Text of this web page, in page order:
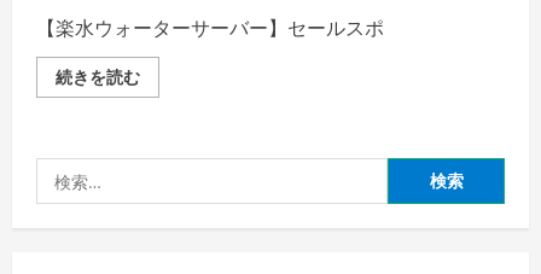
【楽水ウォーターサーバー】セールスポ
続きを読む全
国
道
型
【楽
索: